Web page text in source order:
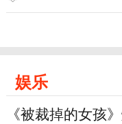
娱乐
《被裁掉的女孩